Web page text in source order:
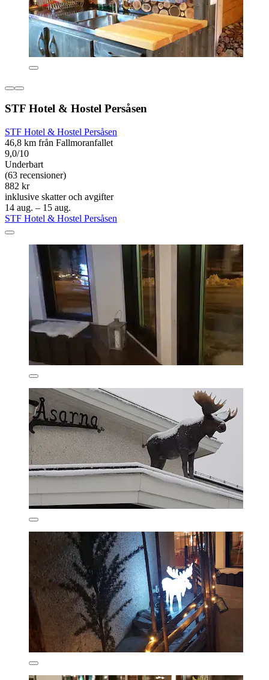
STF Hotel & Hostel Persåsen
STF Hotel & Hostel Persåsen
46,8 km från Fallmoranfallet
9,0/10
Underbart
(63 recensioner)
882 kr
inklusive skatter och avgifter
14 aug. – 15 aug.
STF Hotel & Hostel Persåsen